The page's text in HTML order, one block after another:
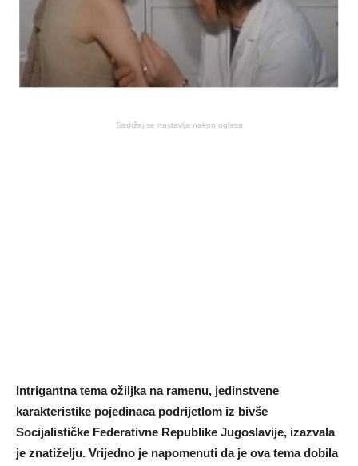
Sadržaj se nastavlja nakon oglasa
Intrigantna tema ožiljka na ramenu, jedinstvene
karakteristike pojedinaca podrijetlom iz bivše
Socijalističke Federativne Republike Jugoslavije, izazvala
je znatiželju. Vrijedno je napomenuti da je ova tema dobila